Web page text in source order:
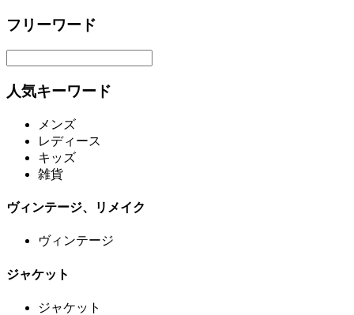
フリーワード
人気キーワード
メンズ
レディース
キッズ
雑貨
ヴィンテージ、リメイク
ヴィンテージ
ジャケット
ジャケット